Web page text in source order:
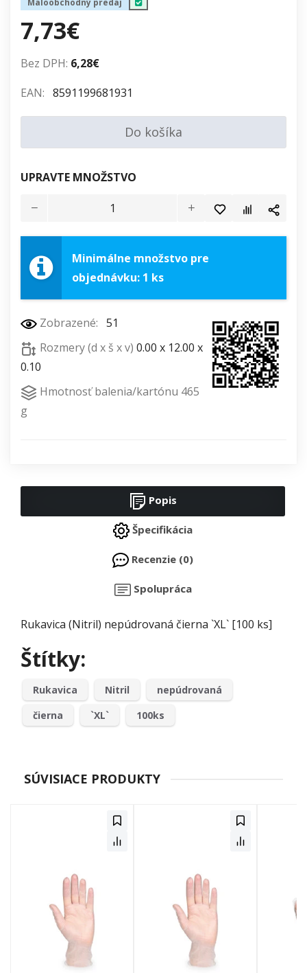
Maloobchodný predaj
7,73€
Bez DPH: 6,28€
EAN: 8591199681931
Do košíka
UPRAVTE MNOŽSTVO
Minimálne množstvo pre
objednávku: 1 ks
Zobrazené: 51
Rozmery (d x š x v) 0.00 x 12.00 x
0.10
Hmotnosť balenia/kartónu 465
g
Popis
Špecifikácia
Recenzie (0)
Spolupráca
Rukavica (Nitril) nepúdrovaná čierna `XL` [100 ks]
Štítky:
Rukavica Nitril
nepúdrovaná
čierna
`XL` 100ks
SÚVISIACE PRODUKTY